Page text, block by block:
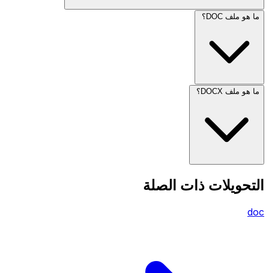
ما هو ملف DOC؟
ما هو ملف DOCX؟
التحويلات ذات الصلة
doc